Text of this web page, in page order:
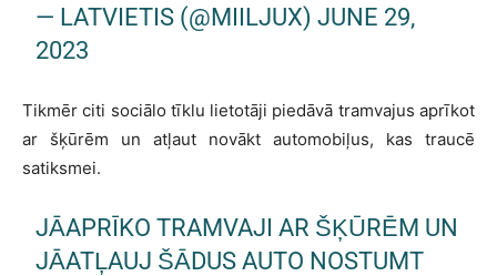
— LATVIETIS (@MIILJUX)JUNE 29,
2023
Tikmēr citi sociālo tīklu lietotāji piedāvā tramvajus aprīkot
ar šķūrēm un atļaut novākt automobiļus, kas traucē
satiksmei.
JĀAPRĪKO TRAMVAJI AR ŠĶŪRĒM UN
JĀATĻAUJ ŠĀDUS AUTO NOSTUMT